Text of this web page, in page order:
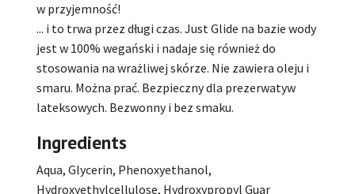
w przyjemność!
... i to trwa przez długi czas. Just Glide na bazie wody
jest w 100% wegański i nadaje się również do
stosowania na wrażliwej skórze. Nie zawiera oleju i
smaru. Można prać. Bezpieczny dla prezerwatyw
lateksowych. Bezwonny i bez smaku.
Ingredients
Aqua, Glycerin, Phenoxyethanol,
Hydroxyethylcellulose, Hydroxypropyl Guar